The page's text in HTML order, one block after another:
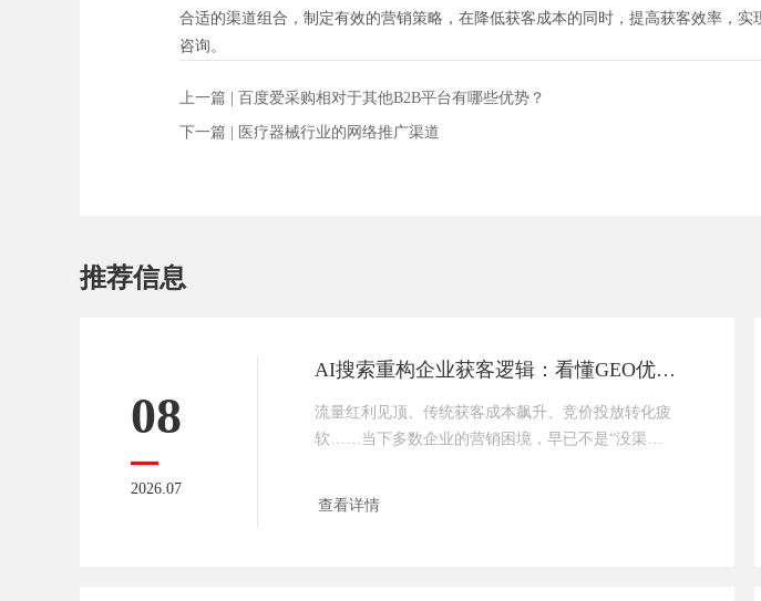
合适的渠道组合，制定有效的营销策略，在降低获客成本的同时，提高获客效率，
咨询。
上一篇 | 百度爱采购相对于其他B2B平台有哪些优势？
下一篇 | 医疗器械行业的网络推广渠道
推荐信息
08
2026.07
AI搜索重构企业获客逻辑：看懂GEO优化，才懂官网为何是流量终极底盘
流量红利见顶、传统获客成本飙升、竞价投放转化疲
软……当下多数企业的营销困境，早已不是“没渠
为大众决策首选
查看详情